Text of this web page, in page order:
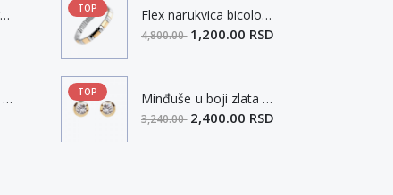
Višeredna kožna narukvica sa kopčom od nerđajućeg čelika L-XL
filigranski privezak u obliku ključa
TOP Flex narukvica bicolor sa bakarnim elementima XL
4,800.00 1,200.00 RSD
TOP Minđuše u boji zlata sa Swarovski kristalom i magnetom
3,240.00 2,400.00 RSD